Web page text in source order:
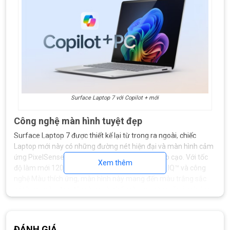
Surface Laptop 7 với Copilot + mới
Công nghệ màn hình tuyệt đẹp
Surface Laptop 7 được thiết kế lại từ trong ra ngoài, chiếc
Laptop mới này có những đường nét hiện đại và màn hình cảm
ứng PixelSense tuyệt đẹp với viền mỏng như dao cạo. Với tốc
độ làm mới 120Hz, công nghệ HDR, Dolby Vision IQ™ và công
màn hình lớn 15 inch có viền mỏng hơn với các góc hiển thị
Xem thêm